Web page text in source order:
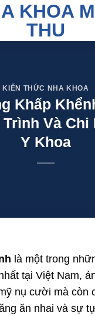
KIẾN THỨC NHA KHOA
Khấp
Và Chi
Y Khoa
là một trong
tại Việt Nam,
nụ cười mà còn
ăn nhai và sự